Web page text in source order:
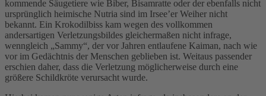
kommende Säugetiere wie Biber, Bisamratte oder der ebenfalls nicht
ursprünglich heimische Nutria sind im Irsee’er Weiher nicht
bekannt. Ein Krokodilbiss kam wegen des vollkommen
andersartigen Verletzungsbildes gleichermaßen nicht infrage,
wenngleich „Sammy“, der vor Jahren entlaufene Kaiman, nach wie
vor im Gedächtnis der Menschen geblieben ist. Weitaus passender
erschien daher, dass die Verletzung möglicherweise durch eine
größere Schildkröte verursacht wurde.